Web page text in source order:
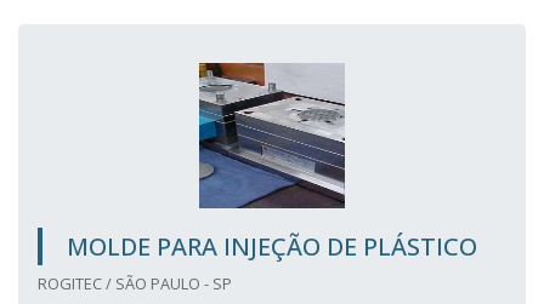
MOLDE PARA INJEÇÃO DE PLÁSTICO
ROGITEC / SÃO PAULO - SP